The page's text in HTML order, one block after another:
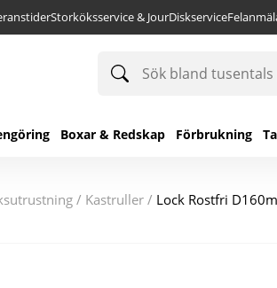
Storköksservice & JourDiskservice
Sök
bland
produkter
Boxar & Redskap Förbrukning
/ kastruller / Lock Rostfri